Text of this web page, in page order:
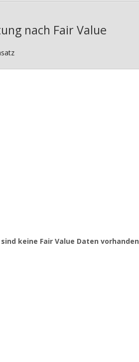
nach Fair Value
keine Fair Value Daten vorhanden